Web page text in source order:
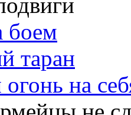
боем
таран
на